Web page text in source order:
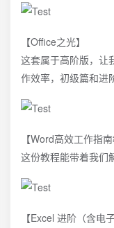
【Office之光】
这套属于高阶版，让
作效率，初级篇和进
【Word高效工作指南
这份教程能带着我们
【Excel 进阶（含电